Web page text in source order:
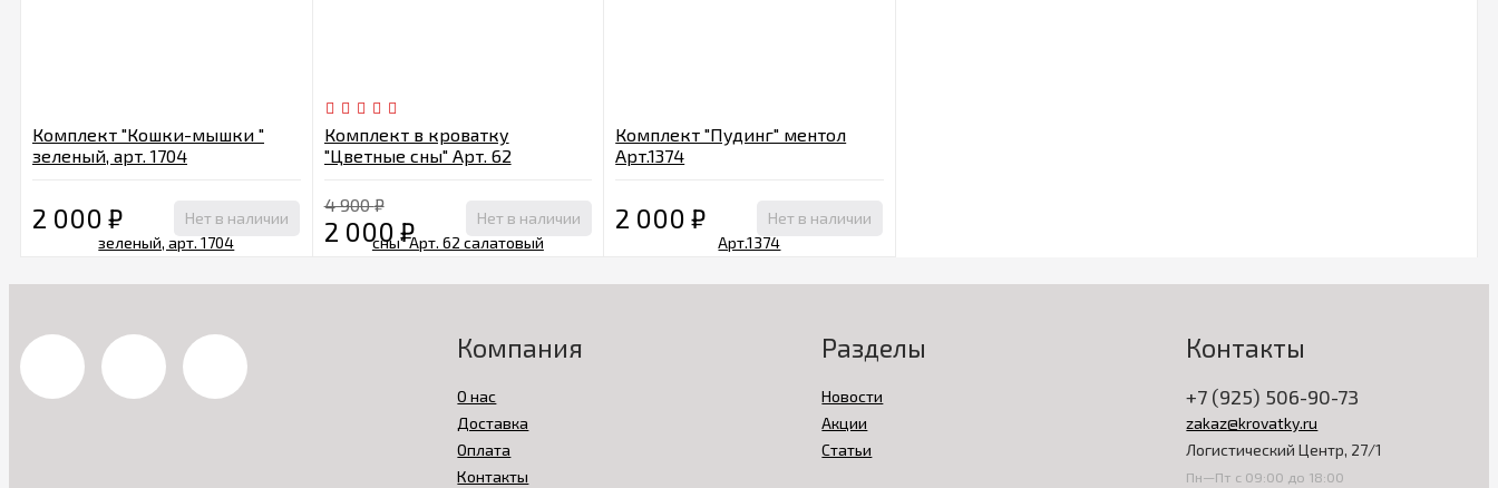
Комплект "Кошки-мышки "
зеленый, арт. 1704
2 000 ₽ Нет в наличии
Комплект в кроватку
"Цветные сны" Арт. 62
4 900₽
2 000 ₽ Нет в наличии
Комплект "Пудинг" ментол
Арт.1374
2 000₽ Нет в наличии
Компания
О нас
Доставка
Оплата
Контакты
Разделы
Новости
Акции
Статьи
Контакты
+7 (925) 506-90-73
zakaz@krovatky.ru
Логистический Центр, 27/1
Пн—Пт с 09:00 до 18:00